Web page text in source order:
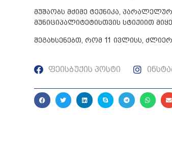
მუშაობს მძიმე ტექნიკა,
მუნიციპალიტეტისთვის სტიქიით
შეგახსენებთ, რომ 11 ივლისს,
ფეისბუქის პოსტი